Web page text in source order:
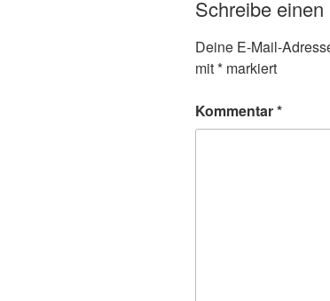
Schreibe
Deine E-Mail-
mit* markiert
Kommentar*